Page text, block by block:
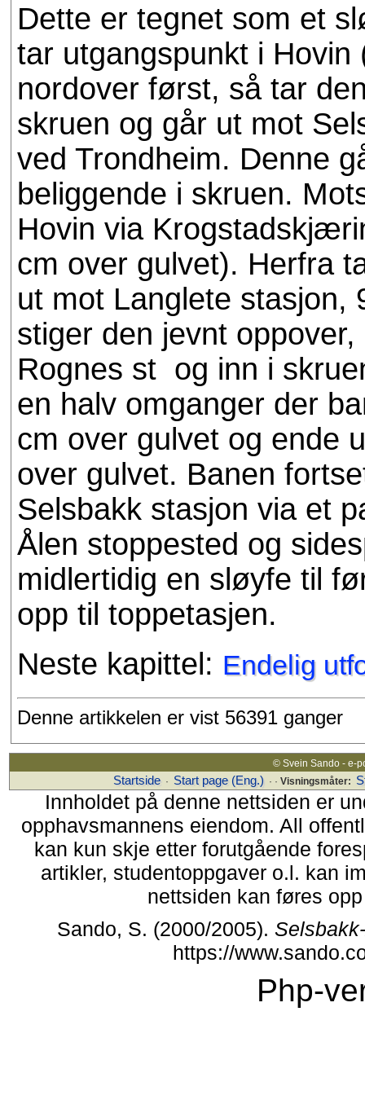
Dette er tegnet som et
tar utgangspunkt i
nordover først, så tar
skruen og går ut mot
ved Trondheim. Denne
beliggende i skruen.
Hovin via
cm over gulvet). Herfra
ut mot Langlete stasjon,
stiger den jevnt
Rognes st og inn i
en halv omganger der
cm over gulvet og ende
over gulvet. Banen
Selsbakk stasjon via et
Ålen stoppested og
midlertidig en sløyfe til
opp til toppetasjen.
Neste kapittel: Endelig
Denne artikkelen er vist 56391 ganger
© Svein Sando - e-
Startside · Start page (Eng.) · · Visningsmåter:
Innholdet på denne nettsiden er
opphavsmannens eiendom. All
kan kun skje etter forutgående
artikler, studentoppgaver o.l. kan
nettsiden kan føres
Sando, S. (2000/2005).
https://
Php-